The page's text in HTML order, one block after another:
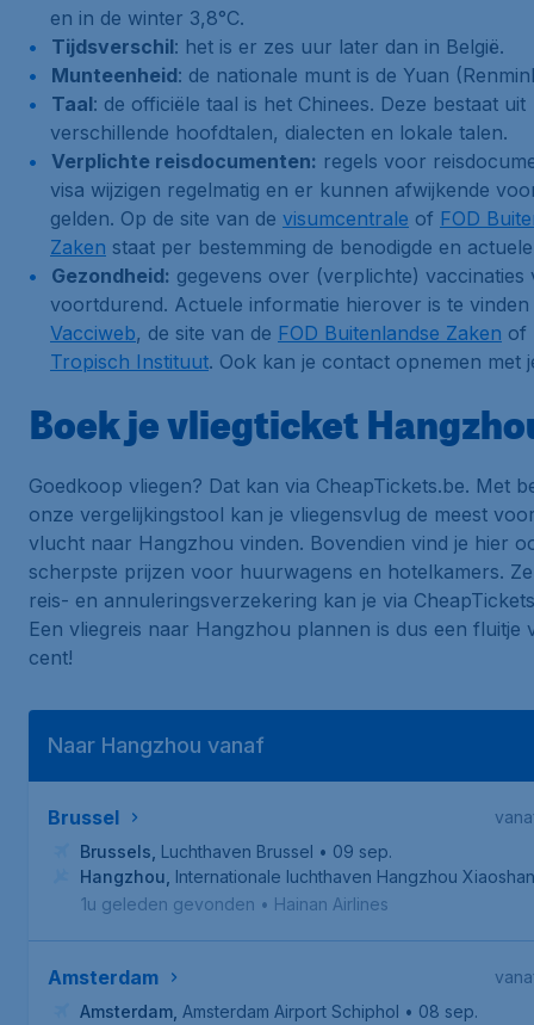
en in de winter 3,8°C.
Tijdsverschil: het is er zes uur later dan in België.
Munteenheid: de nationale munt is de Yuan
Taal: de officiële taal is het Chinees. Deze bestaat uit
verschillende hoofdtalen, dialecten en lokale talen.
Verplichte reisdocumenten: regels voor
visa wijzigen regelmatig en er kunnen afwijkende
gelden. Op de site van de visumcentrale of FOD
Zaken staat per bestemming de benodigde en
Gezondheid: gegevens over (verplichte) vaccinaties
voortdurend. Actuele informatie hierover is te
Vacciweb, de site van de FOD Buitenlandse Zaken of
Tropisch Instituut. Ook kan je contact opnemen met
Boek je vliegticket
Goedkoop vliegen? Dat kan via CheapTickets.be. Met
onze vergelijkingstool kan je vliegensvlug de meest
vlucht naar Hangzhou vinden. Bovendien vind je hier
scherpste prijzen voor huurwagens en hotelkamers.
reis- en annuleringsverzekering kan je via
Een vliegreis naar Hangzhou plannen is dus een fluitje
cent!
Naar Hangzhou vanaf
Brussel
Brussels Luchthaven Brussel • 09 sep.
Hangzhou Internationale luchthaven Hangzhou Xiaoshan
1u geleden gevonden • Hainan Airlines
Amsterdam
Amsterdam Amsterdam Airport Schiphol • 08 sep.